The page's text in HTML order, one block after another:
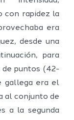
con rapidez la
era
desde una
para
puntos (42-
gallega era el
al conjunto de
a la segunda